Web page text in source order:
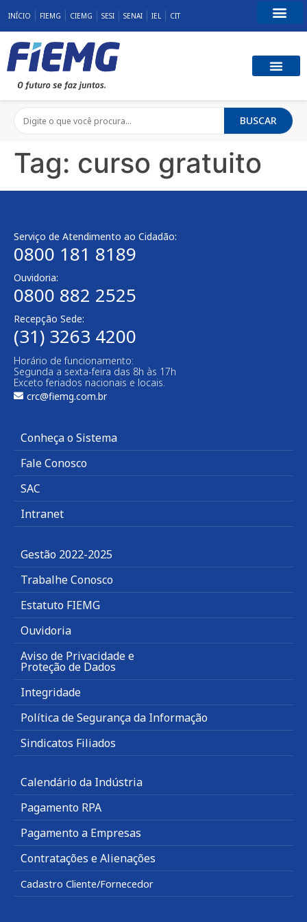
INÍCIO FIEMG CIEMG SESI SENAI IEL CIT
BUSCAR
Tag: curso gratuito
Serviço de Atendimento ao Cidadão:
0800 181 8189
Ouvidoria:
0800 882 2525
Recepção Sede:
(31) 3263 4200
Horário de funcionamento:
Segunda a sexta-feira das 8h às 17h
Exceto feriados nacionais e locais.
crc@fiemg.com.br
Conheça o Sistema
Fale Conosco
SAC
Intranet
Gestão 2022-2025
Trabalhe Conosco
Estatuto FIEMG
Ouvidoria
Aviso de Privacidade e
Proteção de Dados
Integridade
Política de Segurança da Informação
Sindicatos Filiados
Calendário da Indústria
Pagamento RPA
Pagamento a Empresas
Contratações e Alienações
Cadastro Cliente/Fornecedor